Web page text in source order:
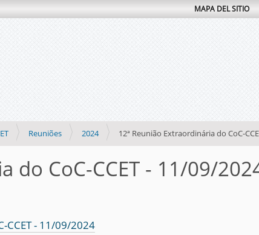
MAPA DEL SITIO
Reuniões 2024 12ª Reunião Extraordinária do CoC-
do CoC-CCET - 11/09/
CCET - 11/09/2024